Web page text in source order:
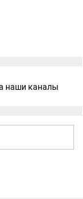
наши каналы